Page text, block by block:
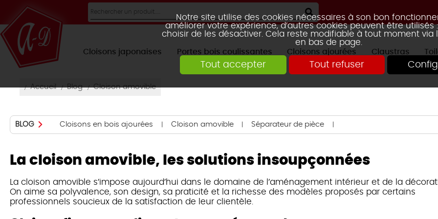
Notre site utilise des cookies nécessaires à son bon
améliorer votre expérience, d’autres cookies peuvent être utilisés
choisir de les désactiver. Cela reste modifiable à tout moment via
en bas de page.
Tout accepter Tout refuser
Cloisons japonaises
2 VANTAUX 3
Portes bois coulissantes
2 VANTAUX 3
Cloisons ajourées
LAMES DROITES LAMES INCLINÉES AVEC ÉTAGÈRE TRAVERSE CENTRALE
Claustras
CLAUSTRA LIGNE CLAUSTRA HOOLE
CLAUSTRA
CLAUSTRA BLOG CLAUSTRA TIAG MIKADO
PORTES DE PLACARD
CLOISON AMOVIBLE PORTE GALANDAGE KIT
Accueil Blog Cloison amovible
BLOG Cloisons en bois ajourées Cloison amovible Séparateur de pièce
La cloison amovible, les solutions insoupçonnées
La cloison amovible s’impose aujourd’hui dans le domaine de l’aménagement intérieur et de la
On aime sa polyvalence, son design, sa praticité et la richesse des modèles proposés par certains
professionnels soucieux de la satisfaction de leur clientèle.